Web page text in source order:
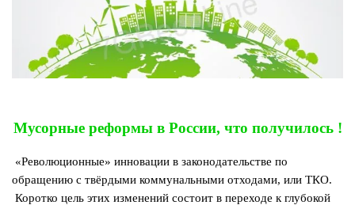
Мусорные реформы в России, что получилось !
«Революционные» инновации в законодательстве по
обращению с твёрдыми коммунальными отходами, или ТКО.
Коротко цель этих изменений состоит в переходе к глубокой